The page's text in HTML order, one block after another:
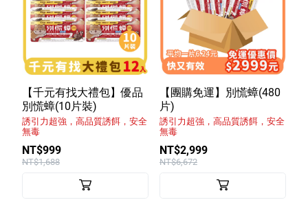
【千元有找大禮包】優品
別慌蟑(10片裝)
誘引力超強，高品質誘餌，安全
無毒
NT$999
NT$1,688
【團購免運】別慌蟑(480
片)
誘引力超強，高品質誘餌，安全
無毒
NT$2,999
NT$6,672